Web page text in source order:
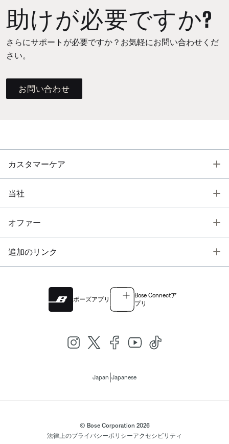
助けが必要ですか?
さらにサポートが必要ですか？お気軽にお問い合わせくだ
さい。
お問い合わせ
カスタマーケア
当社
オファー
追加のリンク
ボーズアプリ
Bose Connectア
プリ
Japan Japanese
© Bose Corporation 2026
法律上のプライバシーポリシーアクセシビリティ